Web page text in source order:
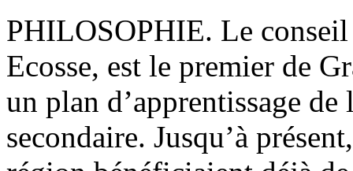
PHILOSOPHIE. Le
Ecosse, est le premier de
un plan d’apprentissage
secondaire. Jusqu’à